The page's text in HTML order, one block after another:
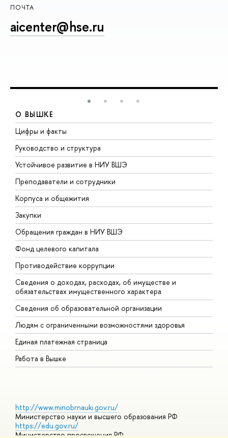
ПОЧТА
aicenter@hse.ru
О ВЫШКЕ
Цифры и факты
Руководство и структура
Устойчивое развитие в НИУ ВШЭ
Преподаватели и сотрудники
Корпуса и общежития
Закупки
Обращения граждан в НИУ ВШЭ
Фонд целевого капитала
Противодействие коррупции
Сведения о доходах, расходах, об имуществе и
обязательствах имущественного характера
Сведения об образовательной организации
Людям с ограниченными возможностями здоровья
Единая платежная страница
Работа в Вышке
http://www.minobrnauki.gov.ru/
Министерство науки и высшего образования РФ
https://edu.gov.ru/
Министерство просвещения РФ